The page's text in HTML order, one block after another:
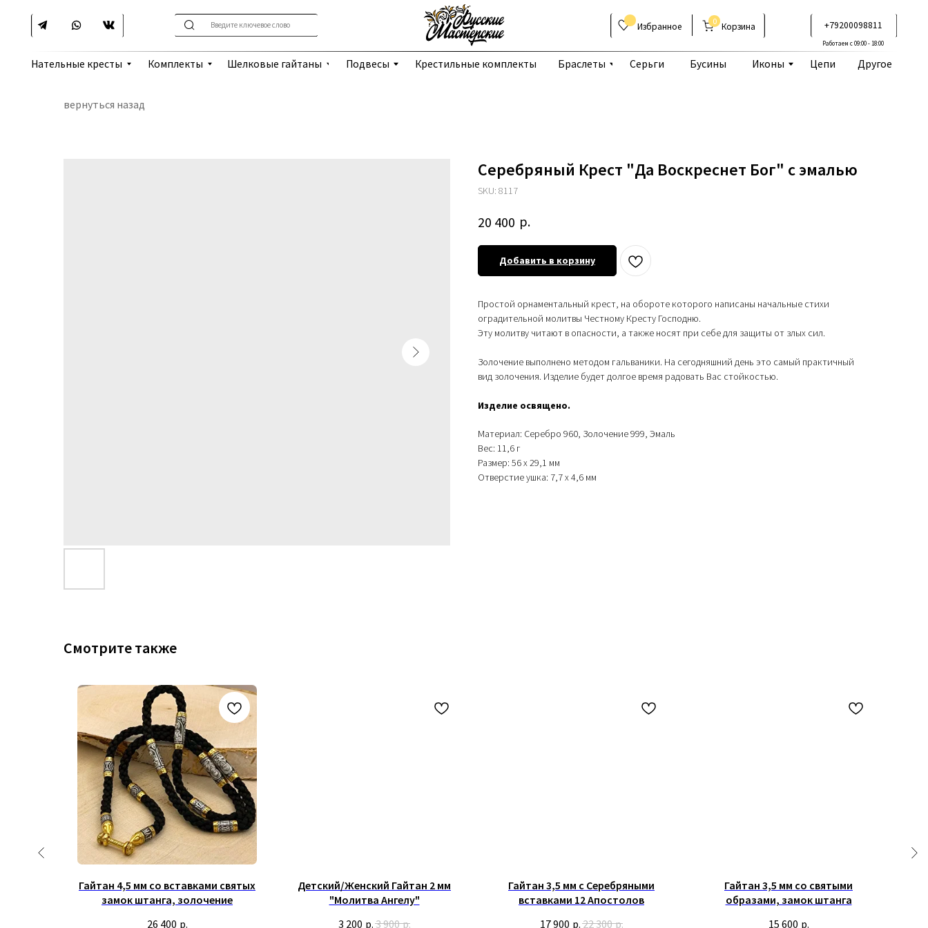
0 Корзина
Нательные кресты Комплекты Шелковые гайтаны Подвесы Крестильные комплекты Серьги Бусины Иконы
+79200098811
Введите ключевое слово
Работаем с 09:00 - 18:00
вернуться назад
Серебряный Крест "Да Воскреснет Бог" с эмалью
SKU: 8117
20 400 р.
Добавить в корзину
Простой орнаментальный крест, на обороте которого написаны начальные стихи
оградительной молитвы Честному Кресту Господню.
Эту молитву читают в опасности, а также носят при себе для защиты от злых сил.
Золочение выполнено методом гальваники. На сегодняшний день это самый практичный
вид золочения. Изделие будет долгое время радовать Вас стойкостью.
Изделие освящено.
Материал: Серебро 960, Золочение 999, Эмаль
Вес: 11,6 г
Размер: 56 х 29,1 мм
Отверстие ушка: 7,7 х 4,6 мм
Смотрите также
Гайтан 4,5 мм со вставками святых
замок штанга, золочение
26 400 р.
Детский/Женский Гайтан 2 мм
"Молитва Ангелу"
3 200 р.3 900 р.
Гайтан 3,5 мм с Серебряными
вставками 12 Апостолов
17 900 р.22 300 р.
Гайтан 3,5 мм со святыми
образами, замок штанга
15 600 р.